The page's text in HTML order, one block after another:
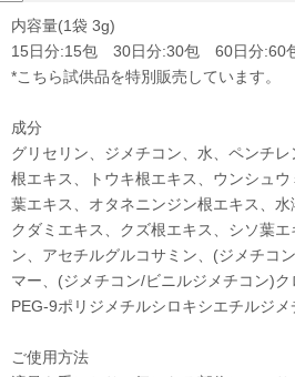
内容量(1袋 3g)
15日分:15包 30日分:30包 60日分:60
*こちら試供品を特別販売しています。
成分
グリセリン、ジメチコン、水、ペンチ
根エキス、トウキ根エキス、ウンシュ
葉エキス、オタネニンジン根エキス、
クダミエキス、クズ根エキス、シソ葉
ン、アセチルグルコサミン、(ジメチコ
マー、(ジメチコン/ビニルジメチコン)ク
PEG-9ポリジメチルシロキシエチルジメ
ご使用方法